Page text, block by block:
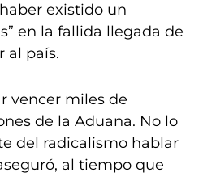
existido un
en la fallida llegada de
al país.
vencer miles de
de la Aduana. No lo
del radicalismo hablar
al tiempo que